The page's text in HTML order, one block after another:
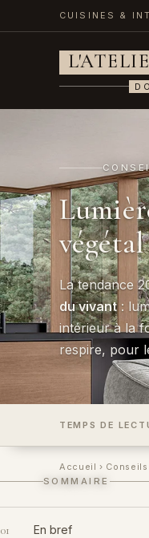
CUISINES &
La tendance
du vivant:
intérieur à la
respire, pour
TEMPS DE
Accueil › Conseils
SOMMAIRE
01 En bref